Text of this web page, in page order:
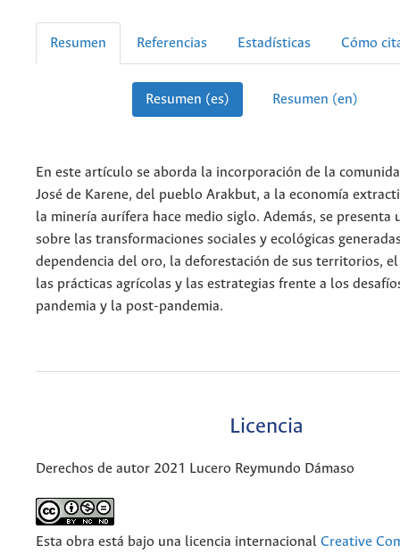
Resumen Referencias Estadísticas Cómo
Resumen (es) Resumen (en)
En este artículo se aborda la incorporación de la
José de Karene, del pueblo Arakbut, a la economía
la minería aurífera hace medio siglo. Además, se presenta
sobre las transformaciones sociales y ecológicas
dependencia del oro, la deforestación de sus territorios,
las prácticas agrícolas y las estrategias frente a los
pandemia y la post-pandemia.
Licencia
Derechos de autor 2021 Lucero Reymundo Dámaso
Esta obra está bajo una licencia internacional Creative